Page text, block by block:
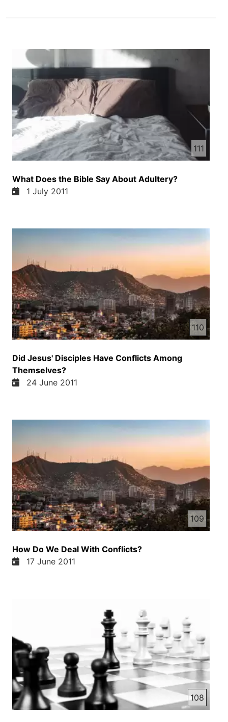
111
What Does the Bible Say About Adultery?
1 July 2011
110
Did Jesus' Disciples Have Conflicts Among
Themselves?
24 June 2011
109
How Do We Deal With Conflicts?
17 June 2011
108